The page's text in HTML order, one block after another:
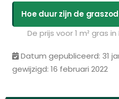
Hoe duur zijn de
Datum gepubliceerd: 31
gewijzigd: 16 februari 2022